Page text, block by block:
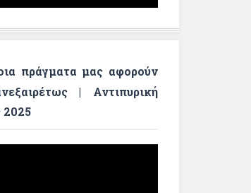
πράγματα μας αφορούν
| Αντιπυρική
2025